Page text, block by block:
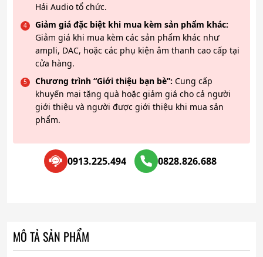
Hải Audio tổ chức.
Giảm giá đặc biệt khi mua kèm sản phẩm khác:
Giảm giá khi mua kèm các sản phẩm khác như
ampli, DAC, hoặc các phụ kiện âm thanh cao cấp tại
cửa hàng.
Chương trình “Giới thiệu bạn bè”: Cung cấp
khuyến mại tặng quà hoặc giảm giá cho cả người
giới thiệu và người được giới thiệu khi mua sản
phẩm.
0913.225.494 0828.826.688
MÔ TẢ SẢN PHẨM